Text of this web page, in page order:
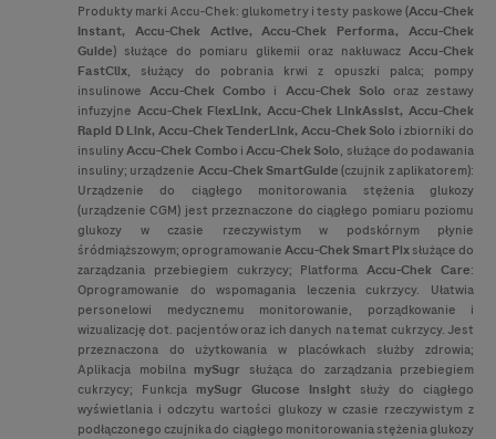
Produkty marki Accu-Chek: glukometry i testy paskowe (Accu-Chek
Instant, Accu-ChekActive,Accu-Chek Performa,Accu-Chek
Guide) służące do pomiaru glikemii oraz nakłuwacz Accu-Chek
FastClix, służący do pobrania krwi z opuszki palca; pompy
insulinowe Accu-Chek Combo i Accu-ChekSolo oraz zestawy
infuzyjne Accu-ChekFlexLink, Accu-ChekLinkAssist,Accu-Chek
Rapid D Link, Accu-ChekTenderLink, Accu-ChekSolo i zbiorniki do
insulinyAccu-ChekCombo iAccu-ChekSolo, służące do podawania
insuliny; urządzenie Accu-ChekSmartGuide(czujnik z aplikatorem):
Urządzenie do ciągłego monitorowania stężenia glukozy
(urządzenie CGM) jest przeznaczone do ciągłego pomiaru poziomu
glukozy w czasie rzeczywistym w podskórnym płynie
śródmiąższowym; oprogramowanieAccu-ChekSmart Pixsłużące do
zarządzania przebiegiem cukrzycy; PlatformaAccu-Chek Care:
Oprogramowanie do wspomagania leczenia cukrzycy. Ułatwia
personelowi medycznemu monitorowanie, porządkowanie i
wizualizację dot. pacjentów oraz ich danych na temat cukrzycy. Jest
przeznaczona do użytkowania w placówkach służby zdrowia;
Aplikacja mobilna mySugr służąca do zarządzania przebiegiem
cukrzycy; Funkcja mySugr Glucose Insight służy do ciągłego
wyświetlania i odczytu wartości glukozy w czasie rzeczywistym z
podłączonego czujnika do ciągłego monitorowania stężenia glukozy